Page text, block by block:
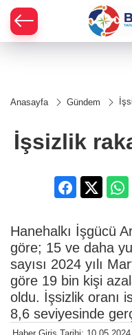
Anasayfa Gündem
İşsizlik
Hanehalkı İşgücü
göre; 15 ve daha
sayısı 2024 yılı
göre 19 bin kişi
oldu. İşsizlik oranı
8,6 seviyesinde